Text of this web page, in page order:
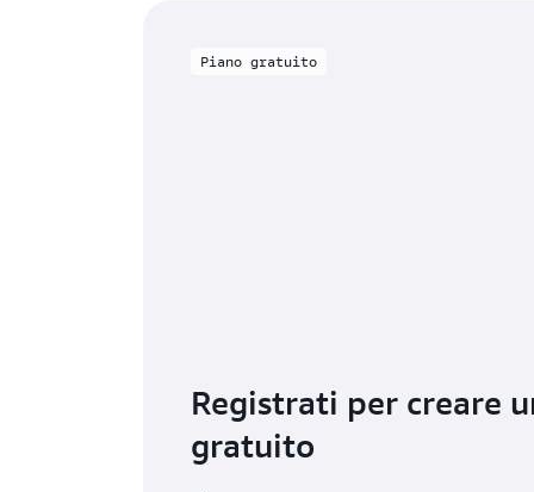
Piano gratuito
Registrati per creare
gratuito